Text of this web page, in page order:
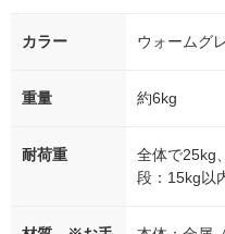
カラー ウォームグ
重量 約6kg
耐荷重
全体で25kg
段：15kg以